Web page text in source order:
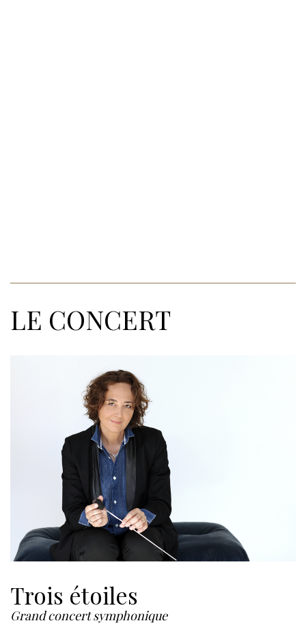
LE CONCERT
Trois étoiles
Grand concert symphonique